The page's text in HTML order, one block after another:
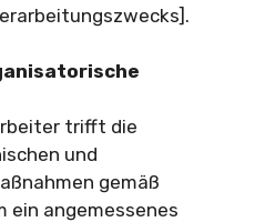
trifft die
und
gemäß
ein angemessenes